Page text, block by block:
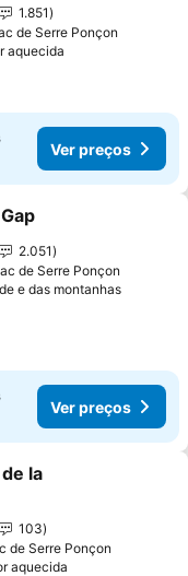
1.851
de Serre Ponçon
aquecida
Ver preços
aos favoritos
2.051
de Serre Ponçon
e das montanhasVer
Ver preços
aos favoritos
la
103
de Serre Ponçon
aquecida